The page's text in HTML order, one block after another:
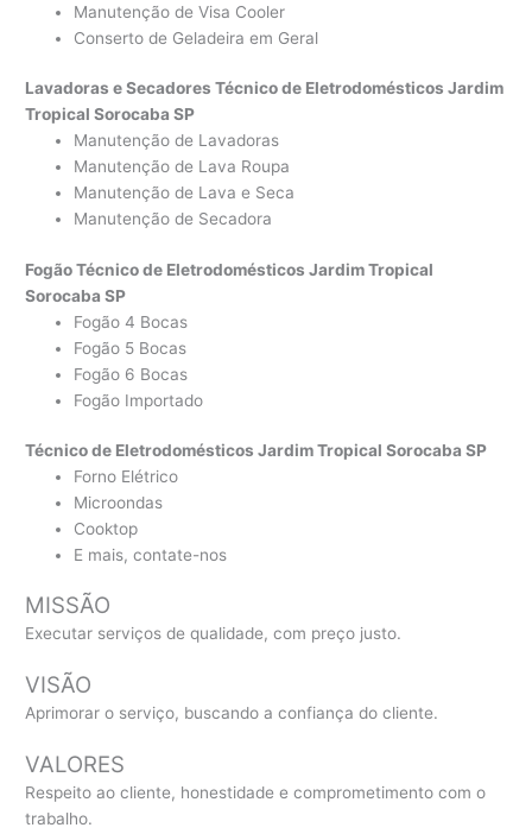
Manutenção de Visa Cooler
Conserto de Geladeira em Geral
Lavadoras e Secadores Técnico de Eletrodomésticos Jardim
Tropical Sorocaba SP
Manutenção de Lavadoras
Manutenção de Lava Roupa
Manutenção de Lava e Seca
Manutenção de Secadora
Fogão Técnico de Eletrodomésticos Jardim Tropical
Sorocaba SP
Fogão 4 Bocas
Fogão 5 Bocas
Fogão 6 Bocas
Fogão Importado
Técnico de Eletrodomésticos Jardim Tropical Sorocaba SP
Forno Elétrico
Microondas
Cooktop
E mais, contate-nos
MISSÃO
Executar serviços de qualidade, com preço justo.
VISÃO
Aprimorar o serviço, buscando a confiança do cliente.
VALORES
Respeito ao cliente, honestidade e comprometimento com o
trabalho.